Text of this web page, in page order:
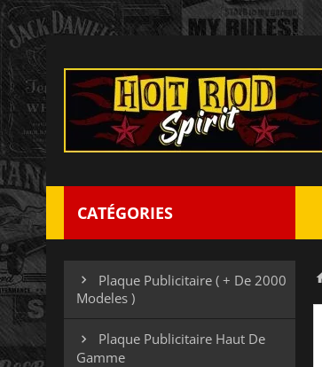
CATÉGORIES

Plaque Publicitaire ( + De 2000
Modeles )

Plaque Publicitaire Haut De
Gamme